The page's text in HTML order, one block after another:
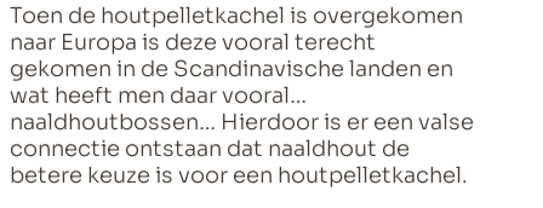
Toen de houtpelletkachel is overgekomen
naar Europa is deze vooral terecht
gekomen in de Scandinavische landen en
wat heeft men daar vooral…
naaldhoutbossen… Hierdoor is er een valse
connectie ontstaan dat naaldhout de
betere keuze is voor een houtpelletkachel.